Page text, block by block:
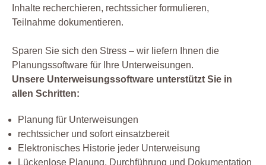
Inhalte recherchieren, rechtssicher formulieren,
Teilnahme dokumentieren.
Sparen Sie sich den Stress – wir liefern Ihnen die
Planungssoftware für Ihre Unterweisungen.
Unsere Unterweisungssoftware unterstützt Sie in
allen Schritten:
Planung für Unterweisungen
rechtssicher und sofort einsatzbereit
Elektronisches Historie jeder Unterweisung
Lückenlose Planung, Durchführung und Dokumentation